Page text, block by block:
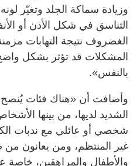
وزيادة سماكة الجلد وتغيّر
التناسق في شكل الأذن أو
الغضروف نتيجة التهابات
المشكلات قد تؤثر بشكل
بالنفس».
وأضافت أن «هناك فئات يُنصح
الشديد لديها، من بينها
شخصي أو عائلي مع ندبات
غير المنتظم، ومن يعانون
والأطفال والمراهقين،